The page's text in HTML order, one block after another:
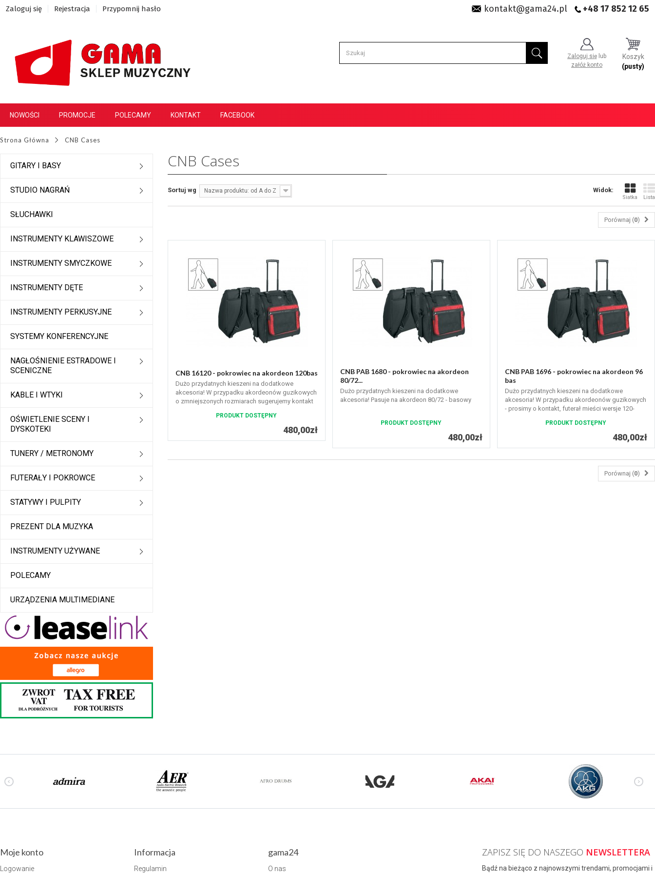
Zaloguj się Rejestracja Przypomnij hasło kontakt@gama24.pl +48 17 852 12 65
Zaloguj się lub
załóż konto
Koszyk
(pusty)
NOWOŚCI PROMOCJE POLECAMY KONTAKT FACEBOOK
Strona Główna CNB Cases
GITARY I BASY
STUDIO NAGRAŃ
SŁUCHAWKI
INSTRUMENTY KLAWISZOWE
INSTRUMENTY SMYCZKOWE
INSTRUMENTY DĘTE
INSTRUMENTY PERKUSYJNE
SYSTEMY KONFERENCYJNE
NAGŁOŚNIENIE ESTRADOWE I
SCENICZNE
KABLE I WTYKI
OŚWIETLENIE SCENY I
DYSKOTEKI
TUNERY / METRONOMY
FUTERAŁY I POKROWCE
STATYWY I PULPITY
PREZENT DLA MUZYKA
INSTRUMENTY UŻYWANE
POLECAMY
URZĄDZENIA MULTIMEDIANE
CNB Cases
Widok:
Siatka Lista
Sortuj wg Nazwa produktu: od A do Z
Porównaj (0)
CNB 16120 - pokrowiec na akordeon 120bas
Dużo przydatnych kieszeni na dodatkowe
akcesoria! W przypadku akordeonów guzikowych
o zmniejszonych rozmiarach sugerujemy kontakt
także model PAB-1696.PRODUKT DOSTĘPNY
480,00zł
CNB PAB 1680 - pokrowiec na akordeon
80/72...
Dużo przydatnych kieszeni na dodatkowe
akcesoria! Pasuje na akordeon 80/72 - basowy
PRODUKT DOSTĘPNY
480,00zł
CNB PAB 1696 - pokrowiec na akordeon 96
bas
Dużo przydatnych kieszeni na dodatkowe
akcesoria! W przypadku akordeonów guzikowych
- prosimy o kontakt, futerał mieści wersje 120-
PRODUKT DOSTĘPNY
480,00zł
Porównaj (0)
Moje konto
Logowanie
Informacja
Regulamin
gama24
O nas
ZAPISZ SIĘ DO NASZEGO NEWSLETTERA
Bądź na bieżąco z najnowszymi trendami, promocjami i